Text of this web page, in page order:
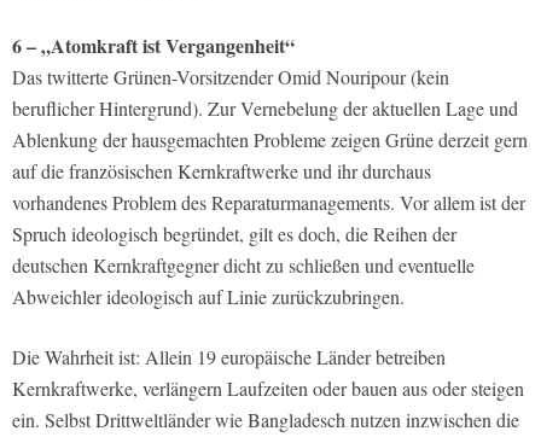
6 – „Atomkraft ist Vergangenheit“
Das twitterte Grünen-Vorsitzender Omid Nouripour (kein
beruflicher Hintergrund). Zur Vernebelung der aktuellen Lage und
Ablenkung der hausgemachten Probleme zeigen Grüne derzeit gern
auf die französischen Kernkraftwerke und ihr durchaus
vorhandenes Problem des Reparaturmanagements. Vor allem ist der
Spruch ideologisch begründet, gilt es doch, die Reihen der
deutschen Kernkraftgegner dicht zu schließen und eventuelle
Abweichler ideologisch auf Linie zurückzubringen.
Die Wahrheit ist: Allein 19 europäische Länder betreiben
Kernkraftwerke, verlängern Laufzeiten oder bauen aus oder steigen
ein. Selbst Drittweltländer wie Bangladesch nutzen inzwischen die